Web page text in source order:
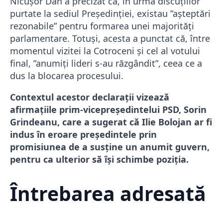
purtate la sediul Președinției, existau ”așteptări
rezonabile” pentru formarea unei majorități
parlamentare. Totuși, acesta a punctat că, între
momentul vizitei la Cotroceni și cel al votului
final, ”anumiți lideri s-au răzgândit”, ceea ce a
dus la blocarea procesului.
Contextul acestor declarații vizează
afirmațiile prim-vicepreședintelui PSD, Sorin
Grindeanu, care a sugerat că Ilie Bolojan ar fi
indus în eroare președintele prin
promisiunea de a susține un anumit guvern,
pentru ca ulterior să își schimbe poziția.
Întrebarea adresată